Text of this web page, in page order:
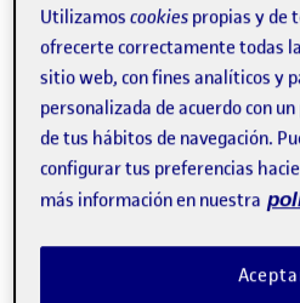
Publicado porPEC 3 – Etnografía
Publicado por
Armando Peñalver Quevedo
Visibilidad:
Pública-Fecha de publicación
27 May 2023-
Buenas a todos!!
comunidad del CrossFit, una
cada vez más popular en todo
Utilizamoscookies propias y de
ofrecerte correctamente todas
sitio web, con fines analíticos y
personalizada de acuerdo con
de tus hábitos de navegación.
configurar tus preferencias
más información en nuestra